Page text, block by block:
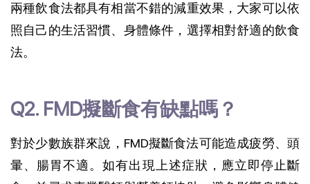
兩種飲食法都具有相當不錯的減重效果，大家可以依
照自己的生活習慣、身體條件，選擇相對舒適的飲食
法。
Q2. FMD擬斷食有缺點嗎？
對於少數族群來說，FMD擬斷食法可能造成疲勞、頭
暈、腸胃不適。如有出現上述症狀，應立即停止斷